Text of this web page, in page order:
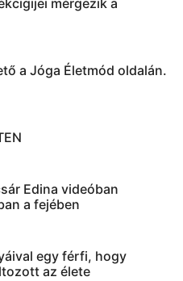
mérgezik a
a Jóga Életmód oldalán.
Edina videóban
a fejében
egy férfi, hogy
az élete